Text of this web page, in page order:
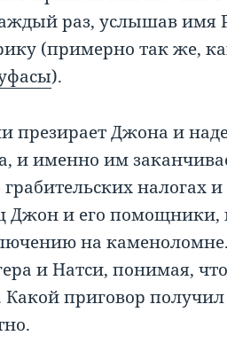
раз, услышав имя
(примерно так же,
).
презирает Джона и
и именно им
налогах и
Джон и его помощники,
на
и Натси, понимая,
приговор